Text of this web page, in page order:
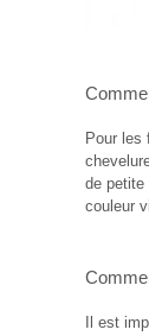
Pour les
de petite
couleur
Il est